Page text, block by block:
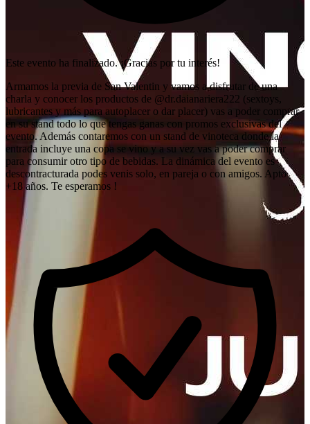
Este evento ha finalizado. ¡Gracias por tu interés!
Armamos la previa de San Valentin y vamos a disfrutar de una
charla y conocer los productos de @dr.daianariera222 (sextoys,
lubricantes y más para autoplacer o dar placer) vas a poder comprar
en su stand todo lo que tengas ganas con promos exclusivas del
evento. Además contaremos con un stand de vinoteca donde la
entrada incluye una copa se vino y a su vez vas a poder comprar
para consumir otro tipo de bebidas. La dinámica del evento es
descontracturada podes venis solo, en pareja o con amigos. Apto
+18 años. Te esperamos !